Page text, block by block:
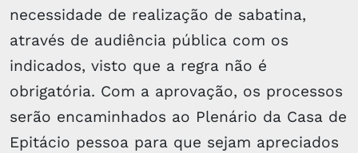
necessidade de realização de sabatina,
através de audiência pública com os
indicados, visto que a regra não é
obrigatória. Com a aprovação, os processos
serão encaminhados ao Plenário da Casa de
Epitácio pessoa para que sejam apreciados